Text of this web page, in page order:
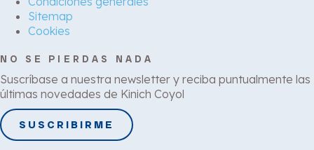
Sitemap
Cookies
NO SE PIERDAS NADA
Suscríbase a nuestra newsletter y reciba puntualmente las
últimas novedades de Kinich Coyol
SUSCRIBIRME